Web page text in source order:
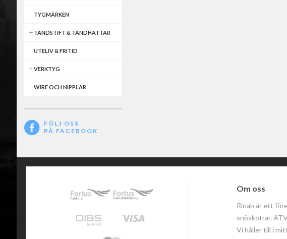
TYGMÄRKEN
TÄNDSTIFT & TÄNDHATTAR
UTELIV & FRITID
VERKTYG
WIRE OCH NIPPLAR
FÖLJ OSS
PÅ FACEBOOK
Om oss
Rinab är ett
snöskotrar,
Vi håller till i